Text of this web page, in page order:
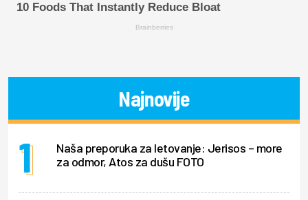
10 Foods That Instantly Reduce Bloat
Brainberries
Najnovije
Naša preporuka za letovanje: Jerisos – more
za odmor, Atos za dušu FOTO